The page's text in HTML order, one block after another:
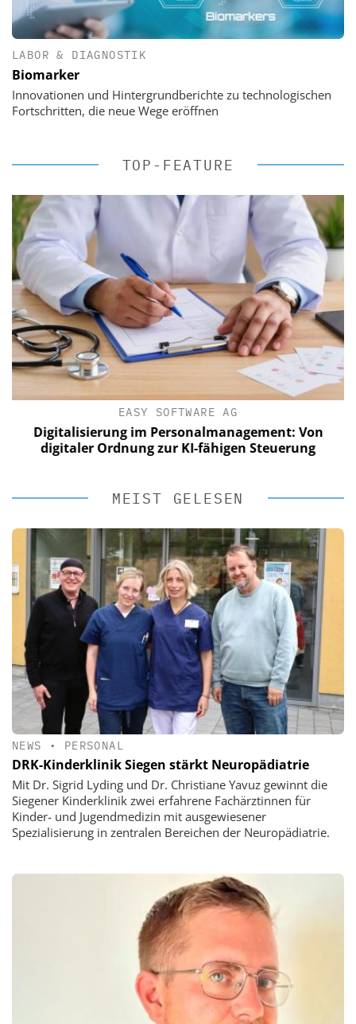
LABOR & DIAGNOSTIK
Biomarker
Innovationen und Hintergrundberichte zu technologischen
Fortschritten, die neue Wege eröffnen
TOP-FEATURE
EASY SOFTWARE AG
Digitalisierung im Personalmanagement: Von
digitaler Ordnung zur KI-fähigen Steuerung
MEIST GELESEN
NEWS • PERSONAL
DRK-Kinderklinik Siegen stärkt Neuropädiatrie
Mit Dr. Sigrid Lyding und Dr. Christiane Yavuz gewinnt die
Siegener Kinderklinik zwei erfahrene Fachärztinnen für
Kinder- und Jugendmedizin mit ausgewiesener
Spezialisierung in zentralen Bereichen der Neuropädiatrie.